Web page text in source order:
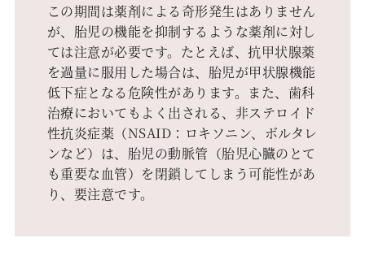
この期間は薬剤による奇形発生はありません
が、胎児の機能を抑制するような薬剤に対し
ては注意が必要です。たとえば、抗甲状腺薬
を過量に服用した場合は、胎児が甲状腺機能
低下症となる危険性があります。また、歯科
治療においてもよく出される、非ステロイド
性抗炎症薬（NSAID：ロキソニン、ボルタレ
ンなど）は、胎児の動脈管（胎児心臓のとて
も重要な血管）を閉鎖してしまう可能性があ
り、要注意です。